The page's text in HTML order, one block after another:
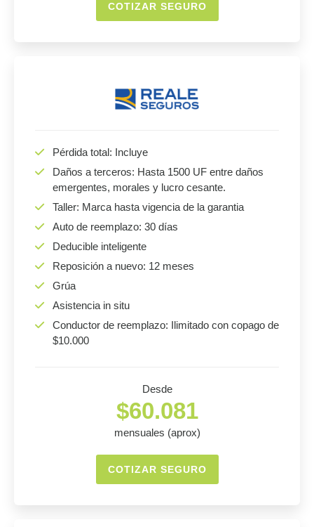
COTIZAR SEGURO
Pérdida total: Incluye
Daños a terceros: Hasta 1500 UF entre daños
emergentes, morales y lucro cesante.
Taller: Marca hasta vigencia de la garantia
Auto de reemplazo: 30 días
Deducible inteligente
Reposición a nuevo: 12 meses
Grúa
Asistencia in situ
Conductor de reemplazo: Ilimitado con copago de
$10.000
Desde
$60.081
mensuales (aprox)
COTIZAR SEGURO